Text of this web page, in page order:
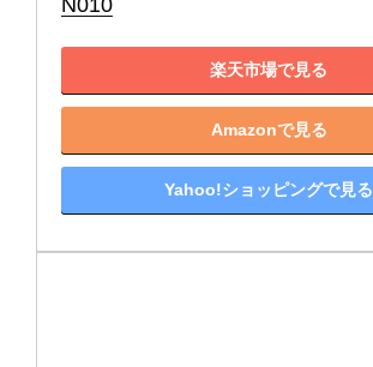
楽天市場で見る
Amazonで見る
Yahoo!ショッピングで見る